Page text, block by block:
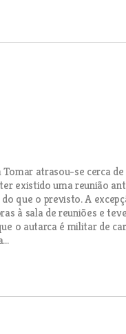
atrasou-se cerca de
existido uma reunião
que o previsto. A
à sala de reuniões e
o autarca é militar de